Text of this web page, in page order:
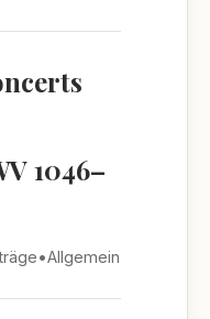
1046–
•Allgemein